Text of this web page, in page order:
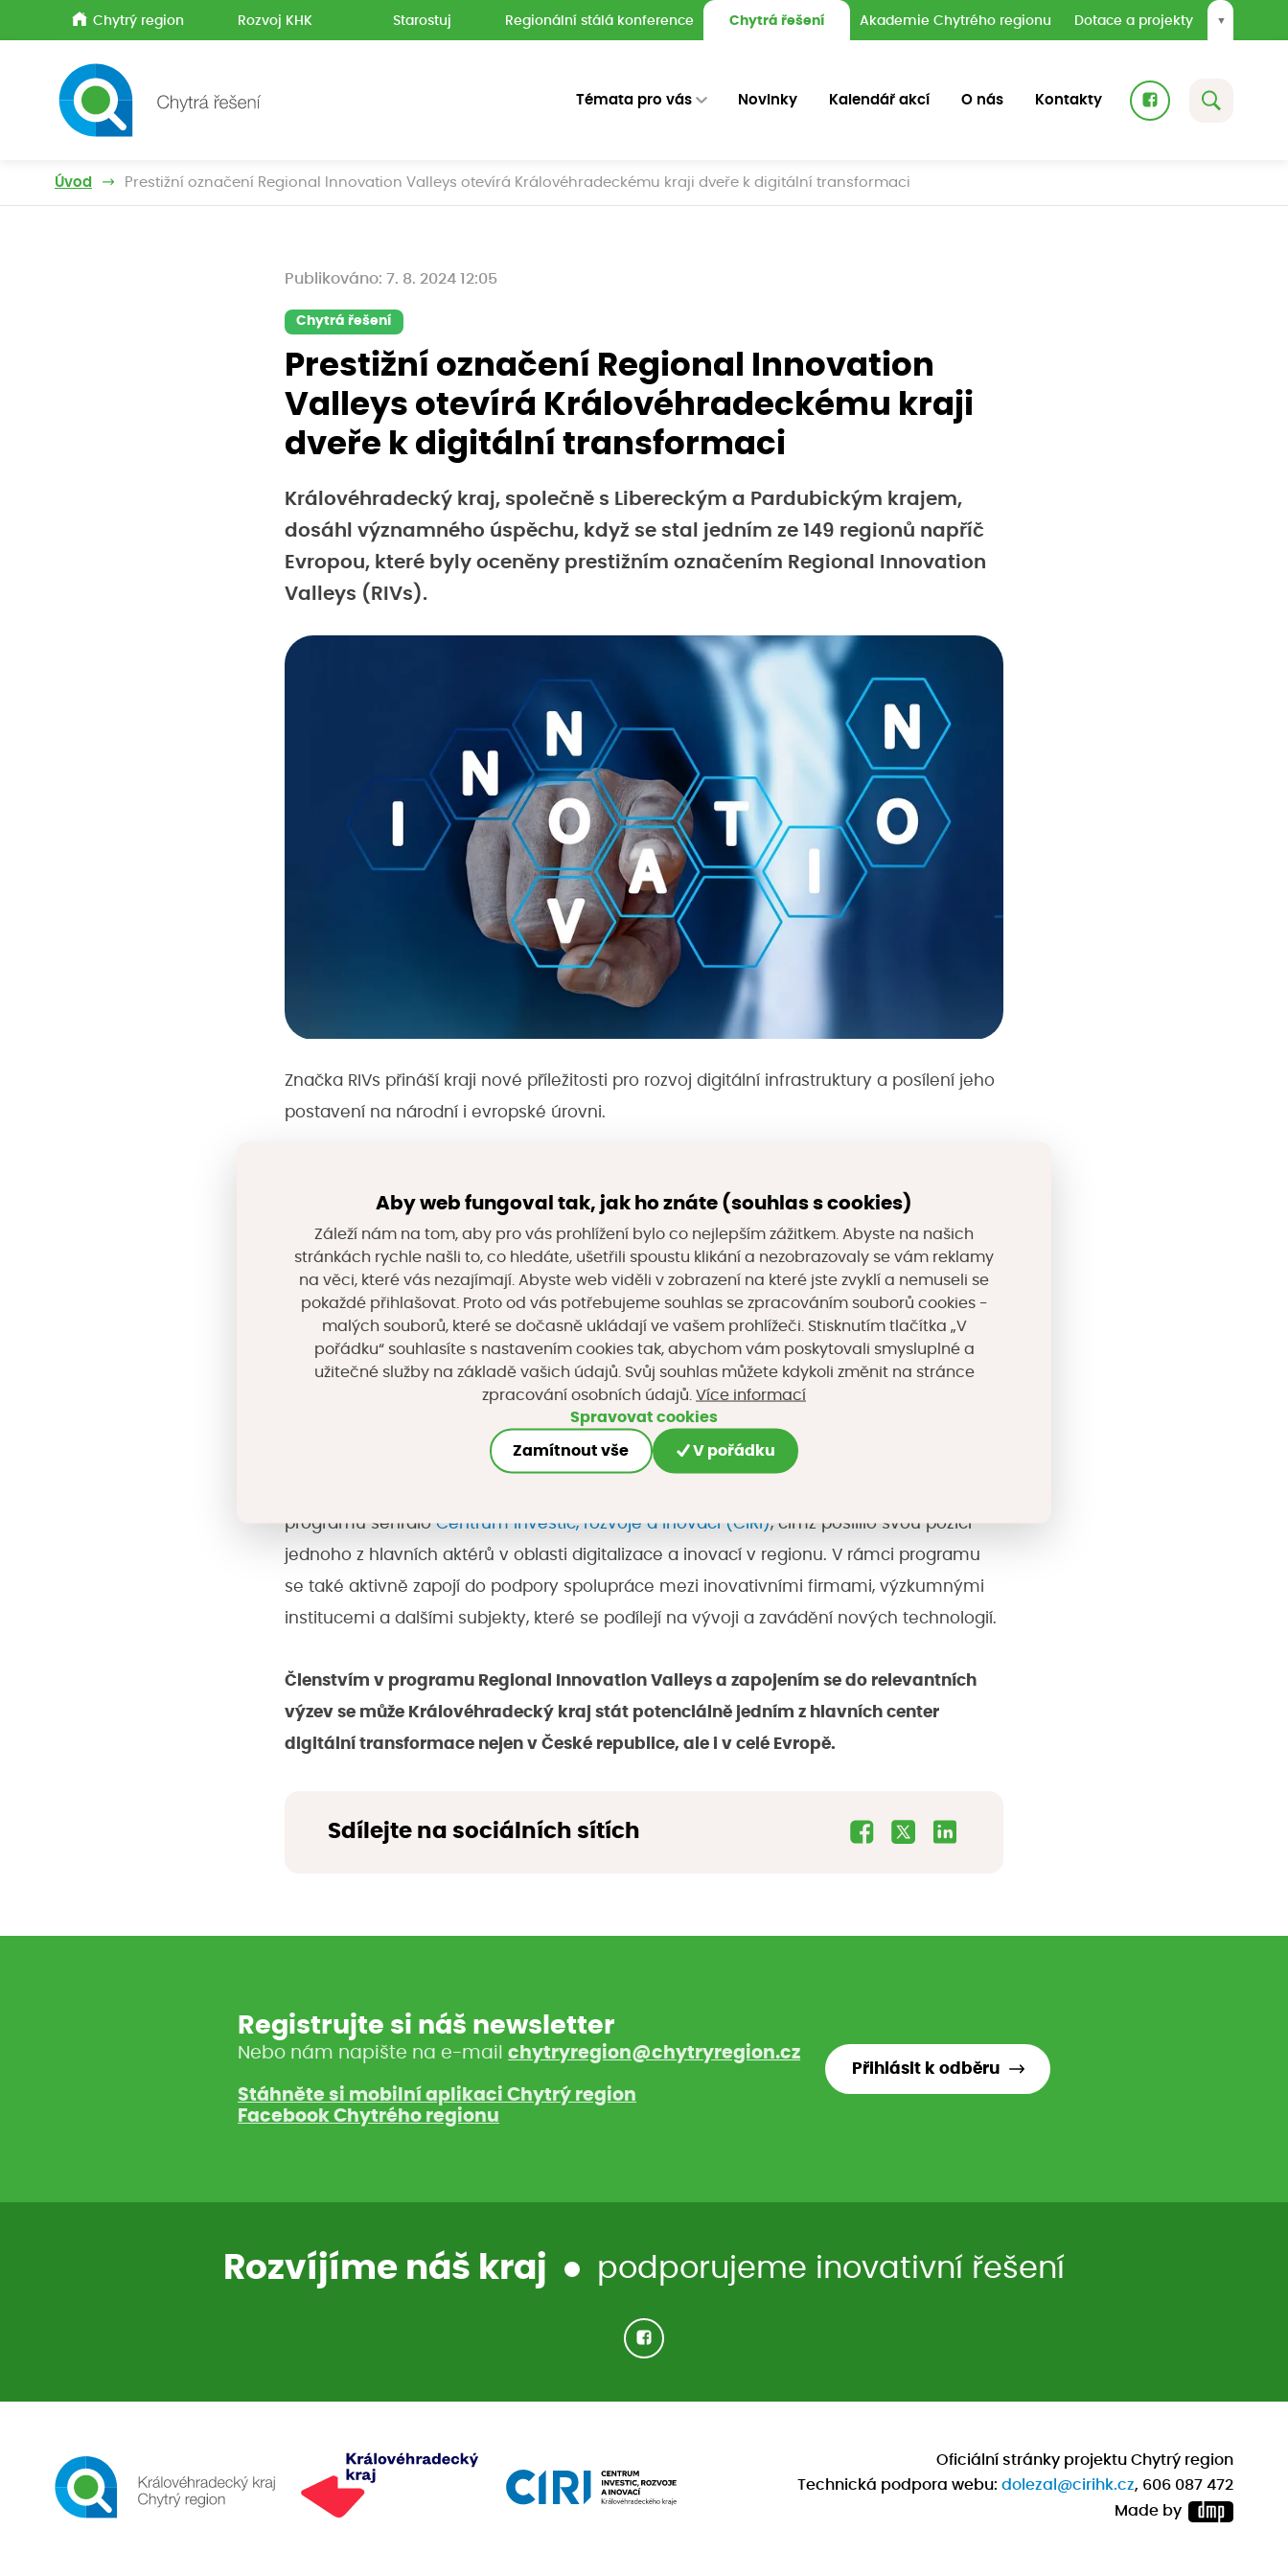
Chytrý region Rozvoj KHK Starostuj Regionální stálá konference Chytrá řešení Akademie Chytrého regionu Dotace a projekty ▼
Témata pro vás Novinky Kalendář akcí O nás Kontakty
Úvod Prestižní označení Regional Innovation Valleys otevírá Královéhradeckému kraji dveře k digitální transformaci
Publikováno: 7. 8. 2024 12:05
Chytrá řešení
Prestižní označení Regional Innovation
Valleys otevírá Královéhradeckému kraji
dveře k digitální transformaci
Královéhradecký kraj, společně s Libereckým a Pardubickým krajem,
dosáhl významného úspěchu, když se stal jedním ze 149 regionů napříč
Evropou, které byly oceněny prestižním označením Regional Innovation
Valleys (RIVs).
Značka RIVs přináší kraji nové příležitosti pro rozvoj digitální infrastruktury a posílení jeho
postavení na národní i evropské úrovni.
a technologického rozvoje. Jeho cílem je plně využít inovační potenciál v celé Evropě,
propojit méně a více inovativní regiony a řešit sociální výzvy prostřednictvím špičkových
technologií. Očekává se, že toto prestižní označení přinese do regionu nové příležitosti.
Získání označení RIVs znamená pro Královéhradecký kraj nejen zvýšení viditelnosti, ale
také otevření dveří k novým finančním prostředkům od Evropské komise. Tyto
prostředky umožní intenzivnější budování digitální infrastruktury, podporu inovativních
firem a rozvoj inovačního ekosystému, který propojí výzkumné organizace, místní
podniky, veřejnou správu a další klíčové hráče v regionu.
programu sehráloCentrum investic, rozvoje a inovací (CIRI), čímž posílilo svou pozici
jednoho z hlavních aktérů v oblasti digitalizace a inovací v regionu. V rámci programu
se také aktivně zapojí do podpory spolupráce mezi inovativními firmami, výzkumnými
institucemi a dalšími subjekty, které se podílejí na vývoji a zavádění nových technologií.
Členstvím v programu Regional Innovation Valleys a zapojením se do relevantních
výzev se může Královéhradecký kraj stát potenciálně jedním z hlavních center
digitální transformace nejen v České republice, ale i v celé Evropě.
Sdílejte na sociálních sítích
Registrujte si náš newsletter
Nebo nám napište na e-mailchytryregion@chytryregion.cz
Stáhněte si mobilní aplikaci Chytrý region
Facebook Chytrého regionu
Přihlásit k odběru
Rozvíjíme náš kraj podporujeme inovativní řešení
Oficiální stránky projektu Chytrý region
Technická podpora webu: dolezal@cirihk.cz, 606 087 472
Made by
Aby web fungoval tak, jak ho znáte (souhlas s cookies)
Záleží nám na tom, aby pro vás prohlížení bylo co nejlepším zážitkem. Abyste na našich
stránkách rychle našli to, co hledáte, ušetřili spoustu klikání a nezobrazovaly se vám reklamy
na věci, které vás nezajímají. Abyste web viděli v zobrazení na které jste zvyklí a nemuseli se
pokaždé přihlašovat. Proto od vás potřebujeme souhlas se zpracováním souborů cookies -
malých souborů, které se dočasně ukládají ve vašem prohlížeči. Stisknutím tlačítka „V
pořádku“ souhlasíte s nastavením cookies tak, abychom vám poskytovali smysluplné a
užitečné služby na základě vašich údajů. Svůj souhlas můžete kdykoli změnit na stránce
zpracování osobních údajů. Více informací
Spravovat cookies
Zamítnout vše V pořádku